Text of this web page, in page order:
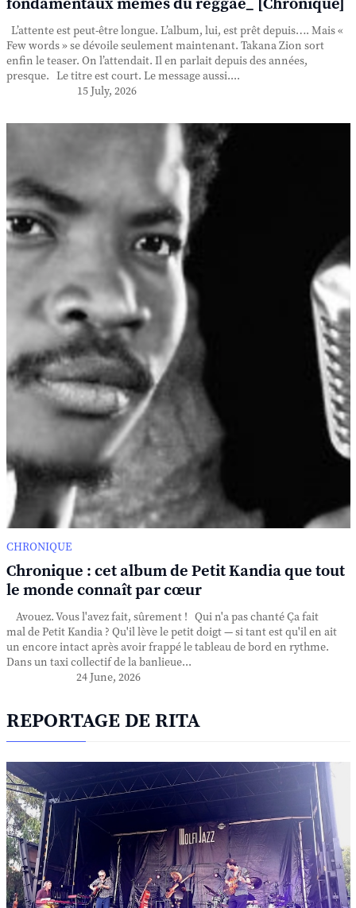
fondamentaux mêmes du reggae_ [Chronique]
L’attente est peut-être longue. L’album, lui, est prêt depuis…. Mais «
Few words » se dévoile seulement maintenant. Takana Zion sort
enfin le teaser. On l’attendait. Il en parlait depuis des années,
presque. Le titre est court. Le message aussi....
15 July, 2026
CHRONIQUE
Chronique : cet album de Petit Kandia que tout
le monde connaît par cœur
Avouez. Vous l'avez fait, sûrement ! Qui n'a pas chanté Ça fait
mal de Petit Kandia ? Qu'il lève le petit doigt — si tant est qu'il en ait
un encore intact après avoir frappé le tableau de bord en rythme.
Dans un taxi collectif de la banlieue...
24 June, 2026
REPORTAGE DE RITA